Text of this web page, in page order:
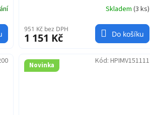
Skladem (3 ks)
951 Kč bez DPH
1 151 Kč Do košíku
Novinka Kód: HPIMV151111